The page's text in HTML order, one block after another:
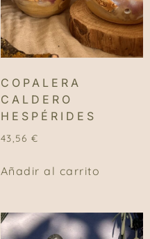
COPALERA
CALDERO
HESPÉRIDES
43,56 €
Añadir al carrito